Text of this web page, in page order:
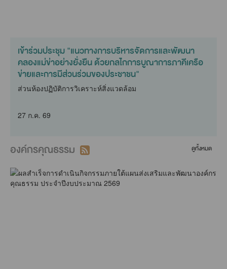
เข้าร่วมประชุม "แนวทางการบริหารจัดการและพัฒนา
คลองแม่ข่าอย่างยั่งยืน ด้วยกลไกการบูณาการภาคีเครือ
ข่ายและการมีส่วนร่วมของประชาชน"
ส่วนห้องปฏิบัติการวิเคราะห์สิ่งแวดล้อม
27 ก.ค. 69
องค์กรคุณธรรม ดูทั้งหมด